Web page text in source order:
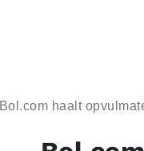
Bol.com haalt